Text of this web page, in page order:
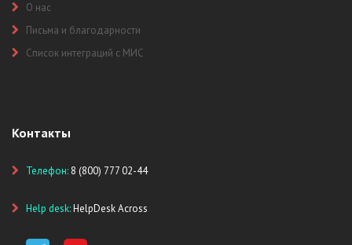
О нас
Письма и благодарности
Список интеграций с МИС
Контакты
Телефон: 8 (800) 777 02-44
Help desk:HelpDesk Across